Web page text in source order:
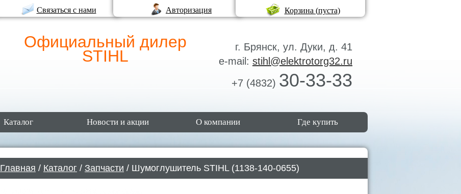
Связаться с нами Авторизация Корзина (пуста)
Официальный дилер
STIHL
г. Брянск, ул. Дуки, д. 41
e-mail: stihl@elektrotorg32.ru
+7 (4832) 30-33-33
Каталог Новости и акции О компании Где купить
Главная / Каталог / Запчасти / Шумоглушитель STIHL (1138-140-0655)